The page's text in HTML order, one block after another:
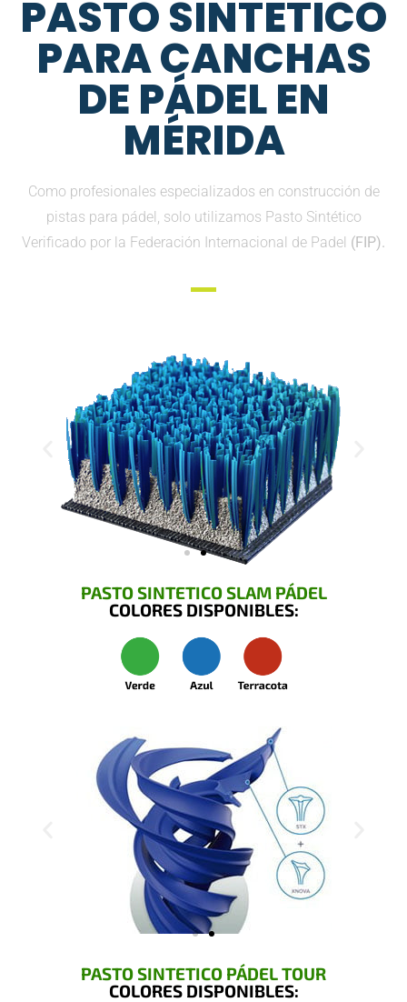
PASTO SINTETICO
PARA CANCHAS
DE PÁDEL EN
MÉRIDA
Como profesionales especializados en construcción de
pistas para pádel, solo utilizamos Pasto Sintético
Verificado por la Federación Internacional de Padel (FIP).
PASTO SINTETICO SLAM PÁDEL
COLORES DISPONIBLES:
PASTO SINTETICO PÁDEL TOUR
COLORES DISPONIBLES: